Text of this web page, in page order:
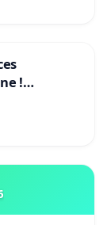
!